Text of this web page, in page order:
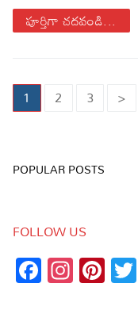
పూర్తిగా చదవండి...
Posts
pagination
1 2 3 >
POPULAR POSTS
FOLLOW US